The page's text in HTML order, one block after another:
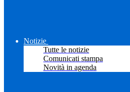
Notizie
Tutte le notizie
Comunicati stampa
Novità in agenda